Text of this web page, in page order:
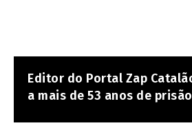
Editor do Portal Zap
a mais de 53 anos de prisão